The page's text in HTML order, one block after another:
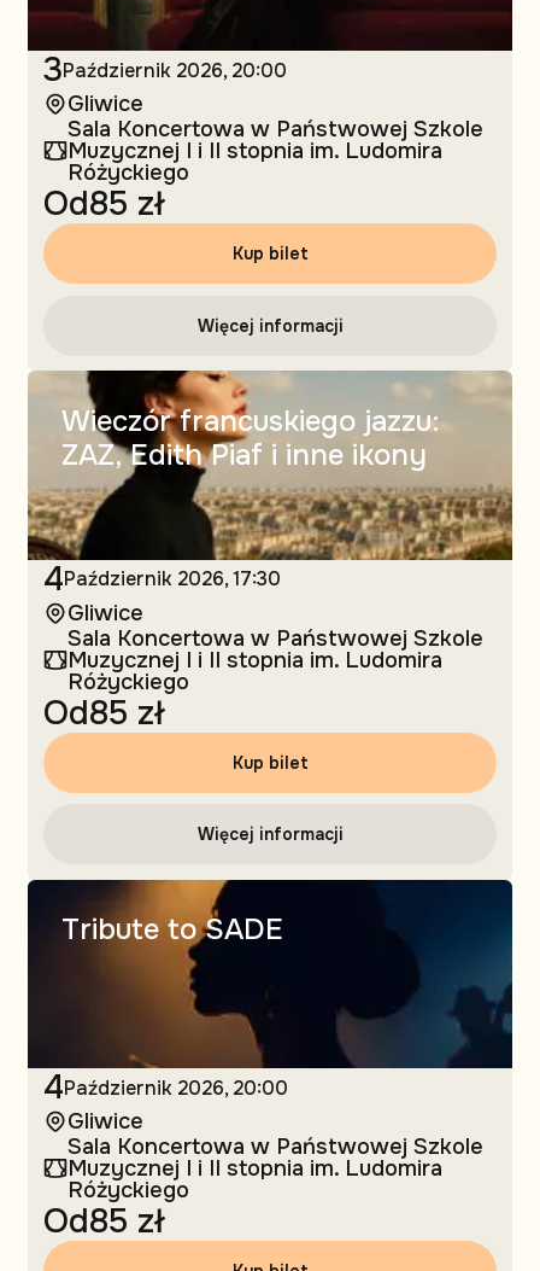
3Październik 2026, 20:00
Gliwice
Sala Koncertowa w Państwowej Szkole
Muzycznej I i II stopnia im. Ludomira
Różyckiego
Od85 zł
Kup bilet
Więcej informacji
4Październik 2026, 17:30
Wieczór francuskiego jazzu:
ZAZ, Edith Piaf i inne ikony
Gliwice
Sala Koncertowa w Państwowej Szkole
Muzycznej I i II stopnia im. Ludomira
Różyckiego
Od85 zł
Kup bilet
Więcej informacji
4Październik 2026, 20:00
Tribute to SADE
Gliwice
Sala Koncertowa w Państwowej Szkole
Muzycznej I i II stopnia im. Ludomira
Różyckiego
Od85 zł